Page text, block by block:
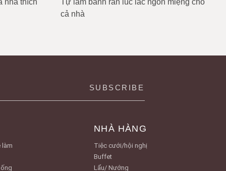
nhà thích
Tự làm bánh rán lúc lắc ngon miệng cho
cả nhà
làm
NHÀ HÀNG
Tiệc cưới/hội nghị
Buffet
Lẩu/ Nướng